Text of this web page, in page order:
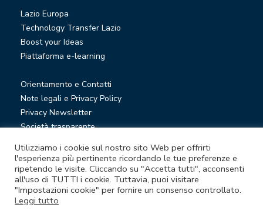
Lazio Europa
Technology Transfer Lazio
Boost your Ideas
Piattaforma e-learning
Orientamento e Contatti
Note legali e Privacy Policy
Privacy Newsletter
Società trasparente
© Lazio Innova S.p.A. società soggetta a direzione e
coordinamento della Regione Lazio
Sede legale Via Marco Aurelio 26 A - 00184 Roma
Utilizziamo i cookie sul nostro sito Web per offrirti
l'esperienza più pertinente ricordando le tue preferenze e
ripetendo le visite. Cliccando su "Accetta tutti", acconsenti
all'uso di TUTTI i cookie. Tuttavia, puoi visitare
"Impostazioni cookie" per fornire un consenso controllato.
Leggi tutto